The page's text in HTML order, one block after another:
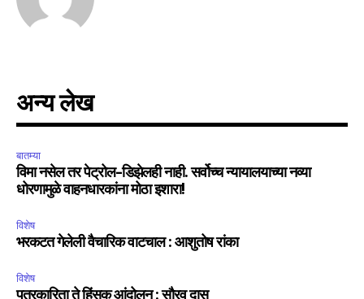
6,300 32,111 75
अन्य लेख
बातम्या
विमा नसेल तर पेट्रोल-डिझेलही नाही. सर्वोच्च न्यायालयाच्या नव्या
धोरणामुळे वाहनधारकांना मोठा इशारा!
विशेष
भरकटत गेलेली वैचारिक वाटचाल : आशुतोष रांका
विशेष